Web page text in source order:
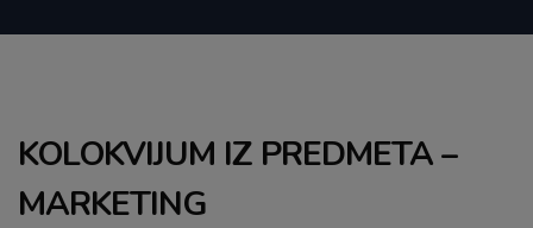
KOLOKVIJUM IZ PREDMETA –
MARKETING